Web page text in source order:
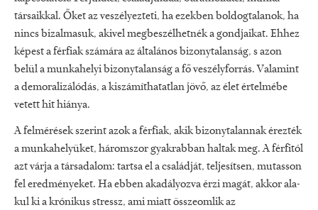
társaikkal. Őket az veszélyezteti, ha ezek­ben boldogtalanok, ha
nincs bizalmasuk, akivel megbeszélhetnék a gondjaikat. Eh­hez
képest a férfiak számára az általános bizonytalanság, s azon
belül a munkahelyi bizonytalanság a fő veszélyforrás. Valamint
a demoralizálódás, a kiszámíthatatlan jövő, az élet értelmébe
vetett hit hiánya.
A fel­mérések szerint azok a férfiak, akik bizony­talannak érezték
a munkahelyüket, három­szor gyakrabban haltak meg. A férfitól
azt várja a társadalom: tartsa el a családját, teljesítsen, mutasson
fel eredménye­ket. Ha ebben akadályoz­va érzi magát, akkor ala­
kul ki a krónikus stressz, ami miatt össze­omlik az